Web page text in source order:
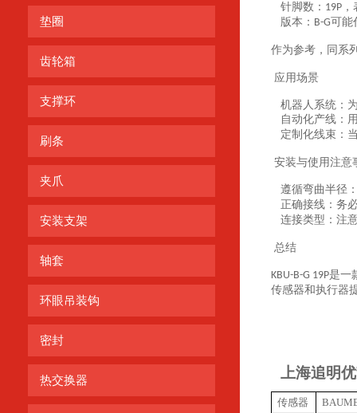
垫圈
齿轮箱
支撑环
刷条
夹爪
安装支架
轴套
环眼吊装钩
密封
热交换器
针脚数： 19P
版本： B-G可能
作为参考，同系
应用场景
机器人系统：
自动化产线：
定制化线束：
安装与使用注意
遵循弯曲半径
正确接线：务
连接类型：注
总结
KBU-B-G 19P是一
传感器和执行器
上海追明
传感器